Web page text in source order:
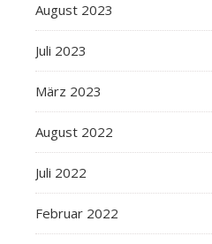
August 2023
Juli 2023
März 2023
August 2022
Juli 2022
Februar 2022